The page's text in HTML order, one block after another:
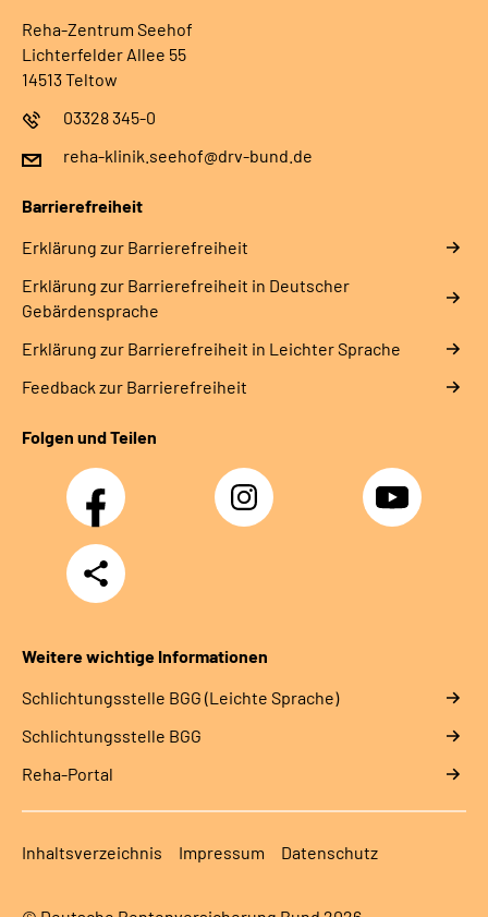
Reha-Zentrum Seehof
Lichterfelder Allee 55
14513 Teltow
03328 345-0
reha-klinik.seehof@drv-bund.de
Barrierefreiheit
Erklärung zur Barrierefreiheit
Erklärung zur Barrierefreiheit in Deutscher
Gebärdensprache
Erklärung zur Barrierefreiheit in Leichter Sprache
Feedback zur Barrierefreiheit
Folgen und Teilen
Facebook Instagram YouTube
Teilen
Weitere wichtige Informationen
Schlich­tungs­stel­le BGG (Leichte Sprache)
Schlich­tungs­stel­le BGG
Reha-Portal
Inhaltsverzeichnis Impressum Datenschutz